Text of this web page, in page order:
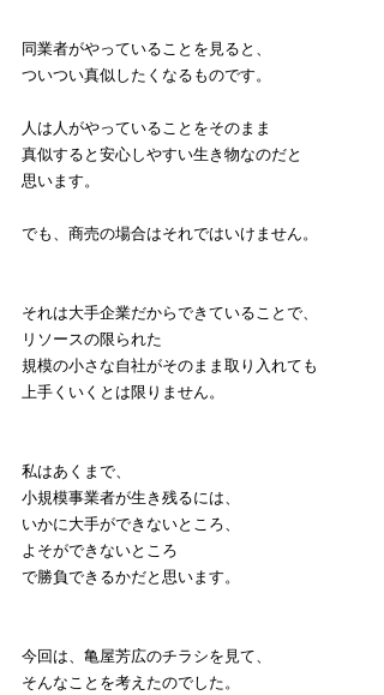
同業者がやっていることを見ると、
ついつい真似したくなるものです。
人は人がやっていることをそのまま
真似すると安心しやすい生き物なのだと
思います。
でも、商売の場合はそれではいけません。
それは大手企業だからできていることで、
リソースの限られた
規模の小さな自社がそのまま取り入れても
上手くいくとは限りません。
私はあくまで、
小規模事業者が生き残るには、
いかに大手ができないところ、
よそができないところ
で勝負できるかだと思います。
今回は、亀屋芳広のチラシを見て、
そんなことを考えたのでした。